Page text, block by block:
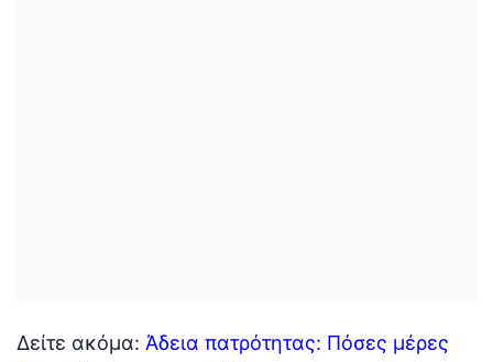
Δείτε ακόμα: Άδεια πατρότητας: Πόσες μέρες